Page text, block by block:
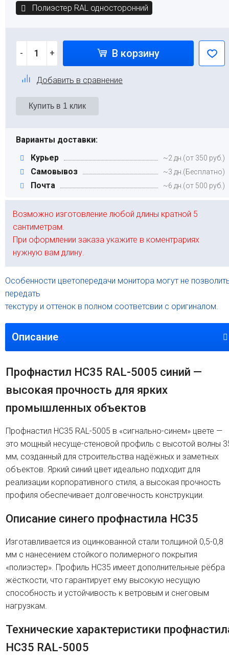
Полиэстер RAL односторонний
- + В корзину
Добавить в сравнение
Варианты доставки:
Курьер
~2 дн.(от 350 руб.)
Самовывоз ~3 дн.(Бесплатно)
Почта ~6 дн.(от 500 руб.)
Возможно изготовление любой длины кратной 5
сантиметрам.
При оформлении заказа укажите в коментрариях
нужную вам длину.
Особенности цветопередачи монитора могут не
передать
текстуру и оттенок в полном соответсвии с оригиналом.
Описание
Профнастил HC35 RAL-5005 синий —
высокая прочность для ярких
промышленных объектов
Профнастил HC35 RAL-5005 в «сигнально-синем» цвете —
это мощный несуще-стеновой профиль с высотой волны
мм, созданный для строительства надёжных и заметных
объектов. Яркий синий цвет идеально подходит для
реализации корпоративного стиля, а высокая прочность
профиля обеспечивает долговечность конструкции.
Описание синего профнастила HC35
Изготавливается из оцинкованной стали толщиной 0,5-0,8
мм с нанесением стойкого полимерного покрытия
«полиэстер». Профиль HC35 имеет дополнительные рёбра
жёсткости, что гарантирует ему высокую несущую
способность и устойчивость к ветровым и снеговым
нагрузкам.
Технические характеристики
HC35 RAL-5005